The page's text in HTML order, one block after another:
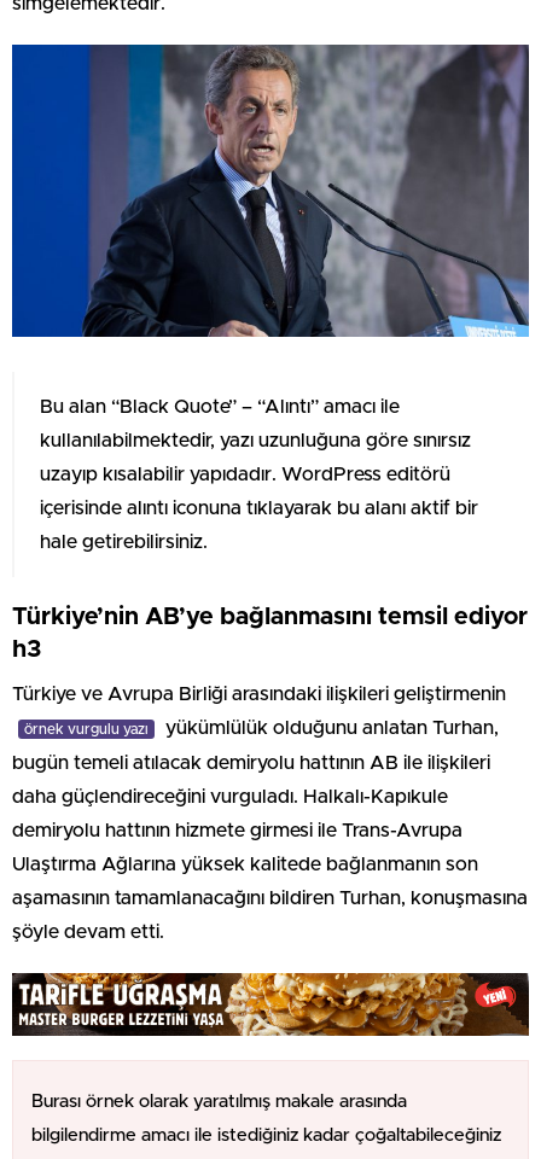
Bu alan “Black Quote” – “Alıntı” amacı ile
kullanılabilmektedir, yazı uzunluğuna göre sınırsız
uzayıp kısalabilir yapıdadır. WordPress editörü
içerisinde alıntı iconuna tıklayarak bu alanı aktif bir
hale getirebilirsiniz.
Türkiye’nin AB’ye bağlanmasını temsil ediyor
h3
Türkiye ve Avrupa Birliği arasındaki ilişkileri geliştirmenin
örnek vurgulu yazı
yükümlülük olduğunu anlatan Turhan,
bugün temeli atılacak demiryolu hattının AB ile ilişkileri
daha güçlendireceğini vurguladı. Halkalı-Kapıkule
demiryolu hattının hizmete girmesi ile Trans-Avrupa
Ulaştırma Ağlarına yüksek kalitede bağlanmanın son
aşamasının tamamlanacağını bildiren Turhan, konuşmasına
şöyle devam etti.
Burası örnek olarak yaratılmış makale arasında
bilgilendirme amacı ile istediğiniz kadar çoğaltabileceğiniz